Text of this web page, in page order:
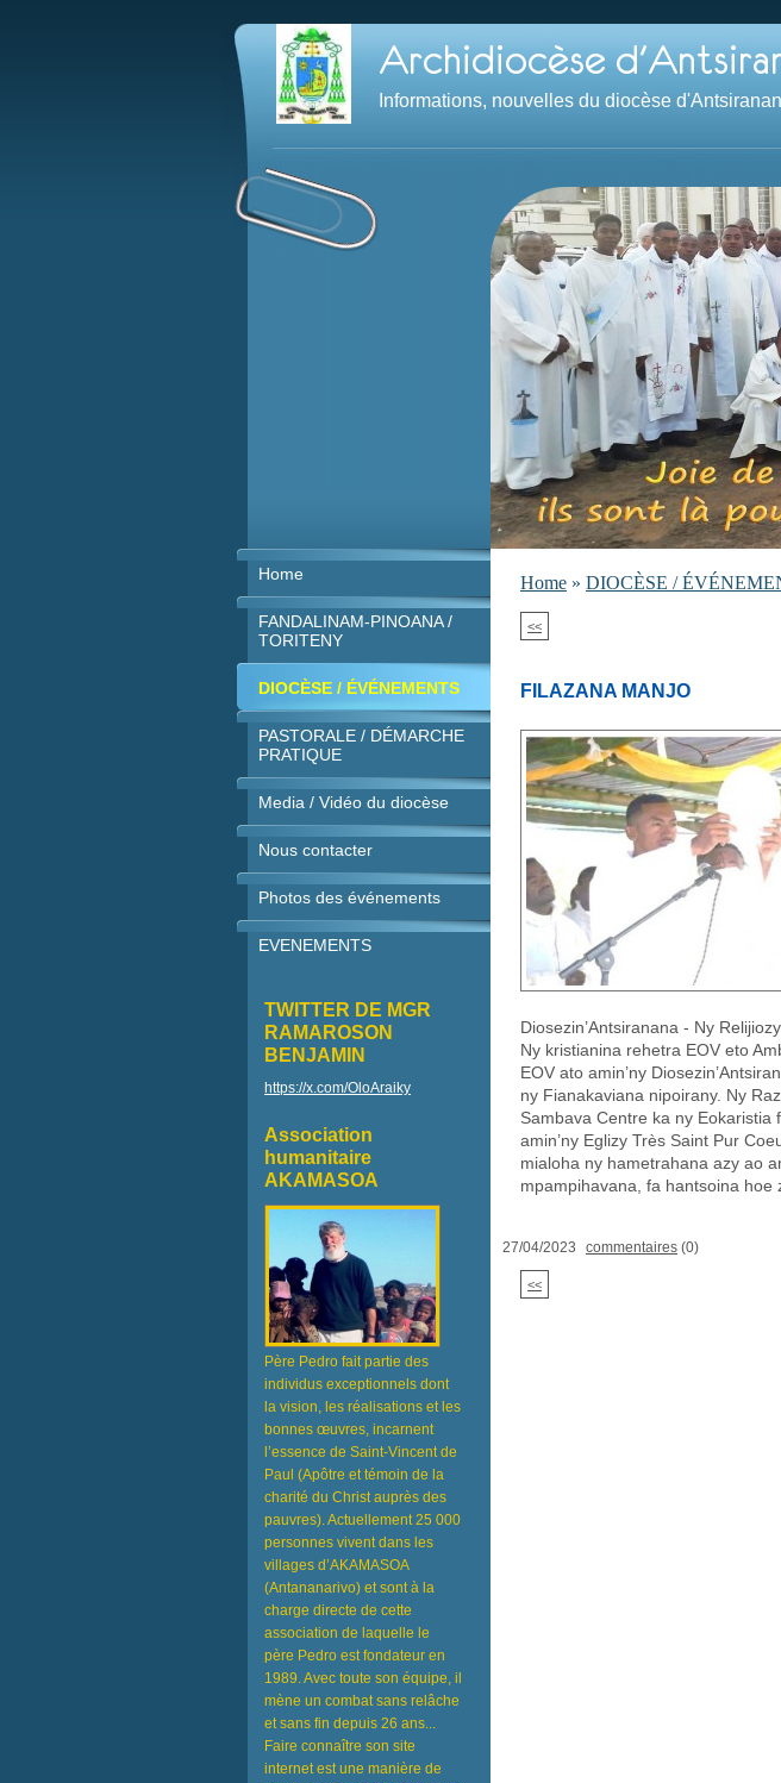
Informations, nouvelles du diocèse
Home » DIOCÈSE /
<<
FILAZANA MANJO
Diosezin’Antsiranana - Ny
Ny kristianina rehetra EOV eto
EOV ato amin’ny
ny Fianakaviana nipoirany. Ny
Sambava Centre ka ny Eokaristia
amin’ny Eglizy Très Saint Pur
mialoha ny hametrahana azy ao
mpampihavana, fa hantsoina
27/04/2023 commentaires (0)
<<
Home
FANDALINAM-PINOANA /
TORITENY
DIOCÈSE / ÉVÉNEMENTS
PASTORALE / DÉMARCHE
PRATIQUE
Media / Vidéo du diocèse
Nous contacter
Photos des événements
EVENEMENTS
TWITTER DE MGR
RAMAROSON
BENJAMIN
https://x.com/OloAraiky
Association
humanitaire
AKAMASOA
Père Pedro fait partie des
individus exceptionnels dont
la vision, les réalisations et les
bonnes œuvres, incarnent
l’essence de Saint-Vincent de
Paul (Apôtre et témoin de la
charité du Christ auprès des
pauvres). Actuellement 25 000
personnes vivent dans les
villages d’AKAMASOA
(Antananarivo) et sont à la
charge directe de cette
association de laquelle le
père Pedro est fondateur en
1989. Avec toute son équipe, il
mène un combat sans relâche
et sans fin depuis 26 ans...
Faire connaître son site
internet est une manière de